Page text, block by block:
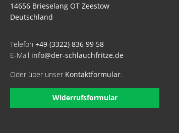
14656 Brieselang OT Zeestow
Deutschland
Telefon +49 (3322) 836 99 58
E-Mail info@der-schlauchfritze.de
Oder über unser Kontaktformular.
Widerrufsformular